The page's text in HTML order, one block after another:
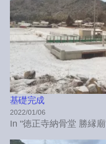
基礎完成
2022/01/06
In "徳正寺納骨堂 勝縁